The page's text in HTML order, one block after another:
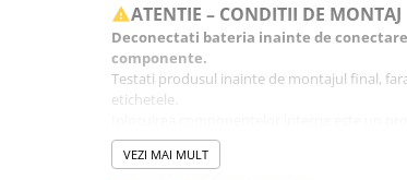
ATENTIE – CONDITII DE MONTAJ
Deconectati bateria inainte de
componente.
Testati produsul inainte de montajul final,
etichetele.
echipamente specifice domeniului reparatiilor
Se recomanda montajul intr-un service
VEZI MAI MULT